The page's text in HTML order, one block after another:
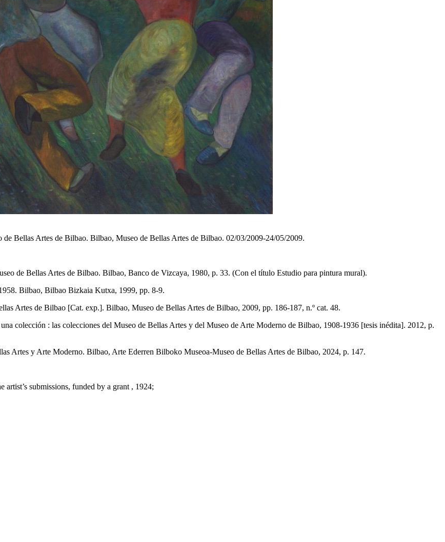
Bellas Artes de Bilbao. Bilbao, Museo de Bellas Artes de Bilbao. 02/03/2009-24/05/2009.
de Bellas Artes de Bilbao. Bilbao, Banco de Vizcaya, 1980, p. 33. (Con el título Estudio para pintura mural).
Bilbao, Bilbao Bizkaia Kutxa, 1999, pp. 8-9.
Artes de Bilbao [Cat. exp.]. Bilbao, Museo de Bellas Artes de Bilbao, 2009, pp. 186-187, n.º cat. 48.
colección : las colecciones del Museo de Bellas Artes y del Museo de Arte Moderno de Bilbao, 1908-1936 [tesis inédita]. 2012, p.
Artes y Arte Moderno. Bilbao, Arte Ederren Bilboko Museoa-Museo de Bellas Artes de Bilbao, 2024, p. 147.
submissions, funded by a grant , 1924;